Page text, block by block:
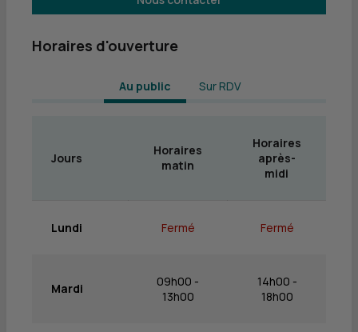
Horaires d'ouverture
Au public Sur RDV
Jours
Horaires
matin
Horaires
après-
midi
Lundi Fermé Fermé
Mardi
09h00 -
13h00
14h00 -
18h00